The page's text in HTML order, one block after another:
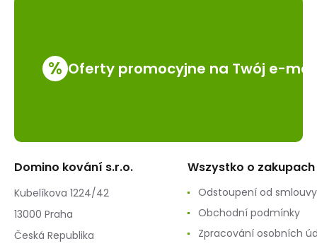
% Oferty promocyjne na Twój e-mail
Domino kování s.r.o.
Kubelíkova 1224/42
13000 Praha
Česká Republika
Wszystko o zakupach
Odstoupení od smlouvy
Obchodní podmínky
Zpracování osobních